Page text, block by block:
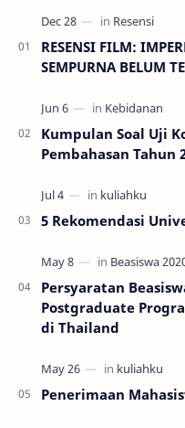
RESENSI FILM:
SEMPURNA BELUM
Kumpulan Soal Uji
Pembahasan Tahun
5 Rekomendasi
Persyaratan
Postgraduate
di Thailand
Penerimaan